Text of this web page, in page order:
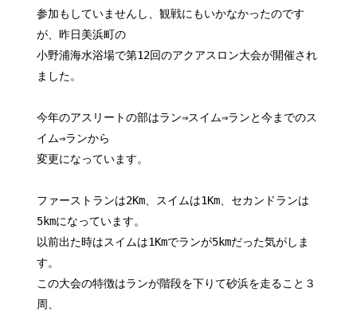
参加もしていませんし、観戦にもいかなかったのです
が、昨日美浜町の
小野浦海水浴場で第12回のアクアスロン大会が開催され
ました。
今年のアスリートの部はラン⇒スイム⇒ランと今までのス
イム⇒ランから
変更になっています。
ファーストランは2Km、スイムは1Km、セカンドランは
5kmになっています。
以前出た時はスイムは1Kmでランが5kmだった気がしま
す。
この大会の特徴はランが階段を下りて砂浜を走ること３
周、